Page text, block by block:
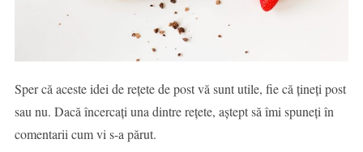
Sper că aceste idei de rețete de post vă sunt utile, fie că țineți post
sau nu. Dacă încercați una dintre rețete, aștept să îmi spuneți în
comentarii cum vi s-a părut.